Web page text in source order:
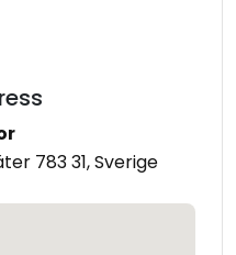
783 31, Sverige